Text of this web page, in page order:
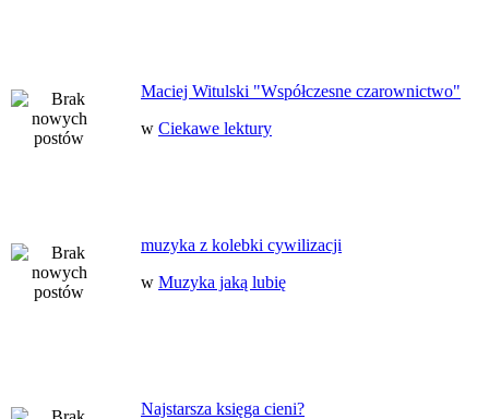
Maciej Witulski "Współczesne czarownictwo"
w Ciekawe lektury
muzyka z kolebki cywilizacji
w Muzyka jaką lubię
Najstarsza księga cieni?